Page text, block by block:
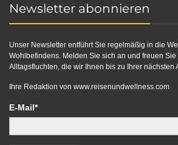
Newsletter abonnieren
Unser Newsletter entführt Sie regelmäßig in die
Wohlbefindens. Melden Sie sich an und freuen Sie
Alltagsfluchten, die wir Ihnen bis zu Ihrer nächsten
Ihre Redaktion von www.reisenundwellness.com
E-Mail*